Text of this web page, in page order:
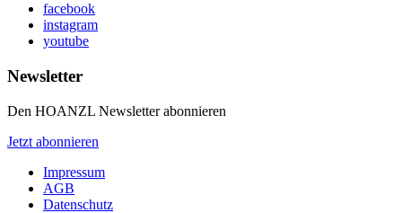
facebook
instagram
youtube
Newsletter
Den HOANZL Newsletter abonnieren
Jetzt abonnieren
Impressum
AGB
Datenschutz